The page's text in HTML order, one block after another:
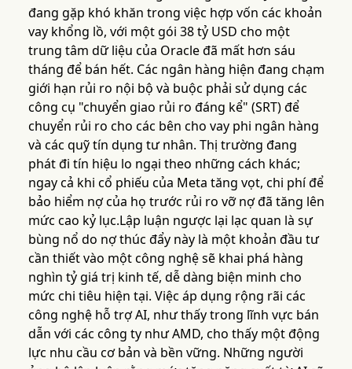
đang gặp khó khăn trong việc hợp vốn các khoản
vay khổng lồ, với một gói 38 tỷ USD cho một
trung tâm dữ liệu của Oracle đã mất hơn sáu
tháng để bán hết. Các ngân hàng hiện đang chạm
giới hạn rủi ro nội bộ và buộc phải sử dụng các
công cụ "chuyển giao rủi ro đáng kể" (SRT) để
chuyển rủi ro cho các bên cho vay phi ngân hàng
và các quỹ tín dụng tư nhân. Thị trường đang
phát đi tín hiệu lo ngại theo những cách khác;
ngay cả khi cổ phiếu của Meta tăng vọt, chi phí để
bảo hiểm nợ của họ trước rủi ro vỡ nợ đã tăng lên
mức cao kỷ lục.Lập luận ngược lại lạc quan là sự
bùng nổ do nợ thúc đẩy này là một khoản đầu tư
cần thiết vào một công nghệ sẽ khai phá hàng
nghìn tỷ giá trị kinh tế, dễ dàng biện minh cho
mức chi tiêu hiện tại. Việc áp dụng rộng rãi các
công nghệ hỗ trợ AI, như thấy trong lĩnh vực bán
dẫn với các công ty như AMD, cho thấy một động
lực nhu cầu cơ bản và bền vững. Những người